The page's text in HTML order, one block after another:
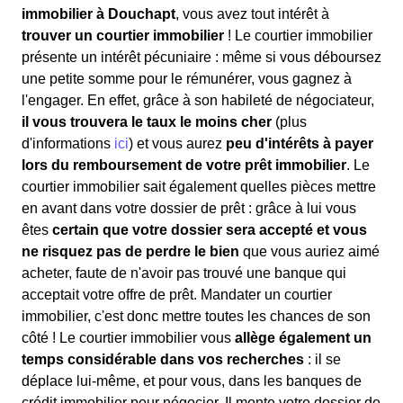
immobilier à Douchapt, vous avez tout intérêt à
trouver un courtier immobilier ! Le courtier immobilier
présente un intérêt pécuniaire : même si vous déboursez
une petite somme pour le rémunérer, vous gagnez à
l'engager. En effet, grâce à son habileté de négociateur,
il vous trouvera le taux le moins cher (plus
d'informations ici) et vous aurez peu d'intérêts à payer
lors du remboursement de votre prêt immobilier. Le
courtier immobilier sait également quelles pièces mettre
en avant dans votre dossier de prêt : grâce à lui vous
êtes certain que votre dossier sera accepté et vous
ne risquez pas de perdre le bien que vous auriez aimé
acheter, faute de n'avoir pas trouvé une banque qui
acceptait votre offre de prêt. Mandater un courtier
immobilier, c'est donc mettre toutes les chances de son
côté ! Le courtier immobilier vous allège également un
temps considérable dans vos recherches : il se
déplace lui-même, et pour vous, dans les banques de